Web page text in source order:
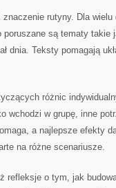
rutyny. Dla wielu
są tematy takie
dnia. Teksty pomagają
różnic
wchodzi w grupę, inne
a najlepsze efekty
na różne scenariusze.
refleksje o tym, jak